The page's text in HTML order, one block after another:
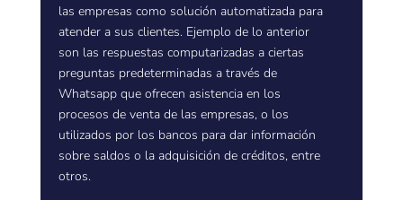
las empresas como solución automatizada para
atender a sus clientes. Ejemplo de lo anterior
son las respuestas computarizadas a ciertas
preguntas predeterminadas a través de
Whatsapp que ofrecen asistencia en los
procesos de venta de las empresas, o los
utilizados por los bancos para dar información
sobre saldos o la adquisición de créditos, entre
otros.